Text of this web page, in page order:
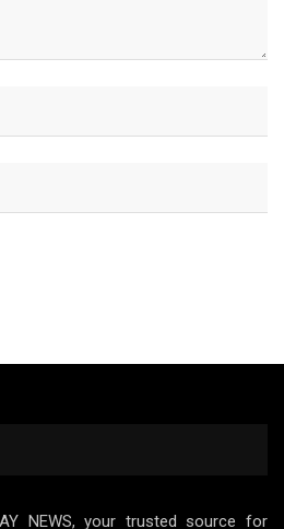
NEWS, your trusted source for